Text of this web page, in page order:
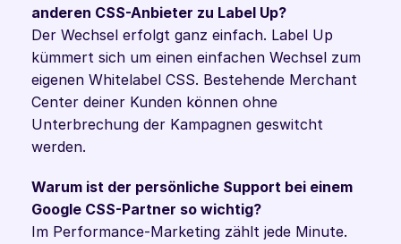
anderen CSS-Anbieter zu Label Up?
Der Wechsel erfolgt ganz einfach. Label Up
kümmert sich um einen einfachen Wechsel zum
eigenen Whitelabel CSS. Bestehende Merchant
Center deiner Kunden können ohne
Unterbrechung der Kampagnen geswitcht
werden.
Warum ist der persönliche Support bei einem
Google CSS-Partner so wichtig?
Im Performance-Marketing zählt jede Minute.